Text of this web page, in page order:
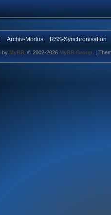
Archiv-Modus RSS-Synchronisation
by MyBB , © 2002-2026 MyBB Group |